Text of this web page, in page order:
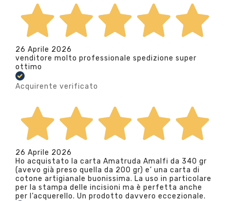
26 Aprile 2026
venditore molto professionale spedizione super
ottimo
Acquirente verificato
26 Aprile 2026
Ho acquistato la carta Amatruda Amalfi da 340 gr
(avevo già preso quella da 200 gr) e’ una carta di
cotone artigianale buonissima. La uso in particolare
per la stampa delle incisioni ma è perfetta anche
per l’acquerello. Un prodotto davvero eccezionale.